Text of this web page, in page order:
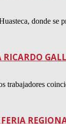
donde
RICARDO
trabajadores